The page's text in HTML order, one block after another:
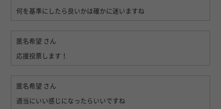
何を基準にしたら良いかは確かに迷いますね
匿名希望 さん
応援投票します！
匿名希望 さん
適当にいい感じになったらいいですね